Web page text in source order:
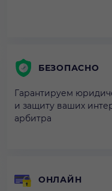
БЕЗОПАСНО
Гарантируем
и защиту ваших
арбитра
ОНЛАЙН